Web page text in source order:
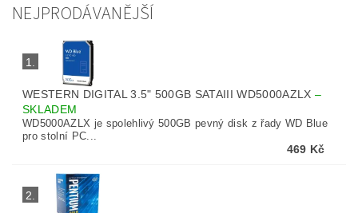
NEJPRODÁVANĚJŠÍ
1.
WESTERN DIGITAL 3.5" 500GB SATAIII WD5000AZLX –
SKLADEM
WD5000AZLX je spolehlivý 500GB pevný disk z řady WD Blue
pro stolní PC...
469 Kč
2.